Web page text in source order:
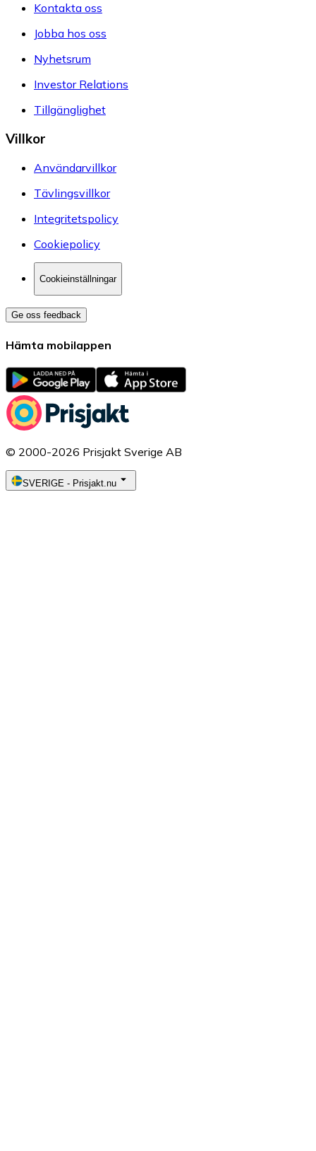
Kontakta oss
Jobba hos oss
Nyhetsrum
Investor Relations
Tillgänglighet
Villkor
Användarvillkor
Tävlingsvillkor
Integritetspolicy
Cookiepolicy
Cookieinställningar
Ge oss feedback
Hämta mobilappen
© 2000-2026 Prisjakt Sverige AB
SVERIGE - Prisjakt.nu